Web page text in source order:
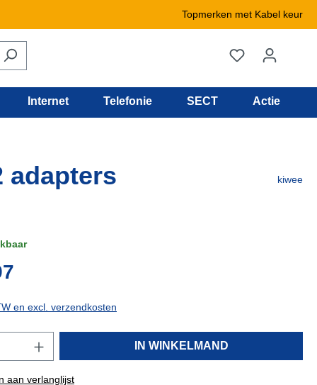
Topmerken met Kabel keur
Internet Telefonie SECT Actie
adapters kiwee
en excl. verzendkosten
IN WINKELMAND
aan verlanglijst